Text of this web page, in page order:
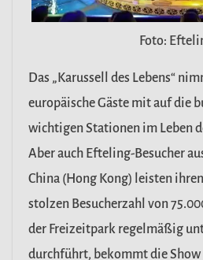
Foto:
Das „Karussell des Lebens“
europäische Gäste mit auf die
wichtigen Stationen im Leben
Aber auch Efteling-Besucher
China (Hong Kong) leisten
stolzen Besucherzahl von
der Freizeitpark regelmäßig
durchführt, bekommt die Show